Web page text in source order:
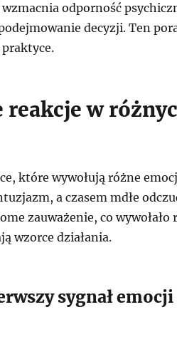
odporność
decyzji. Ten
reakcje w
które wywołują różne
a czasem mdłe
zauważenie, co wywołało
wzorce działania.
sygnał emocji